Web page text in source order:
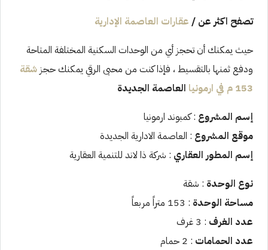
تصفح اكثر عن / عقارات العاصمة الإدارية
حيث يمكنك أن تحجز أي من الوحدات السكنية المختلفة المتاحة
ودفع ثمنها بالتقسيط ، فإذا كنت من محبى الرقي يمكنك حجز شقة
153 م في ارمونيا
العاصمة الجديدة
إسم المشروع : كمبوند ارمونيا
موقع المشروع : العاصمة الادارية الجديدة
إسم المطور العقاري : شركة ذا لاند للتنمية العقارية
نوع الوحدة : شقة
مساحة الوحدة : 153 متراً مربعاً
عدد الغرف : 3 غرف
عدد الحمامات : 2 حمام